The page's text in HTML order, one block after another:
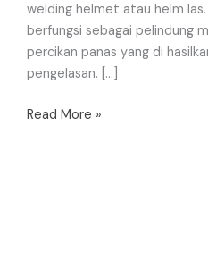
welding helmet atau helm
berfungsi sebagai pelindung
percikan panas yang di
pengelasan. […]
Read More »